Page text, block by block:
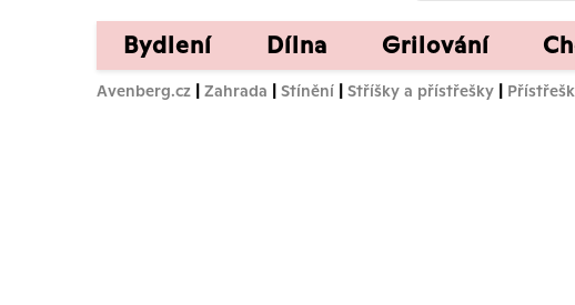
Bydlení Dílna Grilování
Avenberg.cz | Zahrada | Stínění | Stříšky a přístřešky |